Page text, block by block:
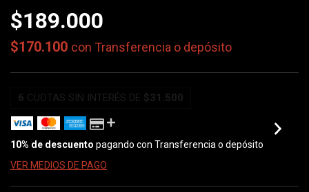
$189.000
$170.100 con Transferencia o depósito
6 CUOTAS SIN INTERÉS DE $31.500
10% de descuento pagando con Transferencia o depósito
VER MEDIOS DE PAGO